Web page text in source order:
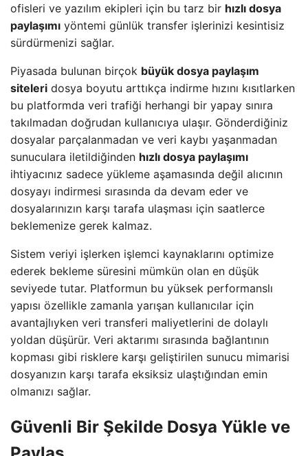
ofisleri ve yazılım ekipleri için bu tarz bir hızlı dosya
paylaşımı yöntemi günlük transfer işlerinizi kesintisiz
sürdürmenizi sağlar.
Piyasada bulunan birçok büyük dosya paylaşım
siteleri dosya boyutu arttıkça indirme hızını kısıtlarken
bu platformda veri trafiği herhangi bir yapay sınıra
takılmadan doğrudan kullanıcıya ulaşır. Gönderdiğiniz
dosyalar parçalanmadan ve veri kaybı yaşanmadan
sunuculara iletildiğinden hızlı dosya paylaşımı
ihtiyacınız sadece yükleme aşamasında değil alıcının
dosyayı indirmesi sırasında da devam eder ve
dosyalarınızın karşı tarafa ulaşması için saatlerce
beklemenize gerek kalmaz.
Sistem veriyi işlerken işlemci kaynaklarını optimize
ederek bekleme süresini mümkün olan en düşük
seviyede tutar. Platformun bu yüksek performanslı
yapısı özellikle zamanla yarışan kullanıcılar için
avantajlıyken veri transferi maliyetlerini de dolaylı
yoldan düşürür. Veri aktarımı sırasında bağlantının
kopması gibi risklere karşı geliştirilen sunucu mimarisi
dosyanızın karşı tarafa eksiksiz ulaştığından emin
olmanızı sağlar.
Güvenli Bir Şekilde Dosya Yükle ve